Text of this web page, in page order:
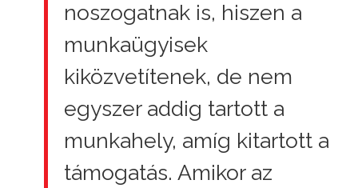
noszogatnak is, hiszen a
munkaügyisek
kiközvetítenek, de nem
egyszer addig tartott a
munkahely, amíg kitartott a
támogatás. Amikor az